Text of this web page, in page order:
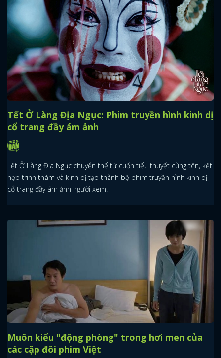
Tết Ở Làng Địa Ngục: Phim truyền hình kinh dị
cổ trang đầy ám ảnh
Tết Ở Làng Địa Ngục chuyển thể từ cuốn tiểu thuyết cùng tên, kết
hợp trinh thám và kinh dị tạo thành bộ phim truyền hình kinh dị
cổ trang đầy ám ảnh người xem.
Muôn kiểu "động phòng" trong hơi men của
các cặp đôi phim Việt